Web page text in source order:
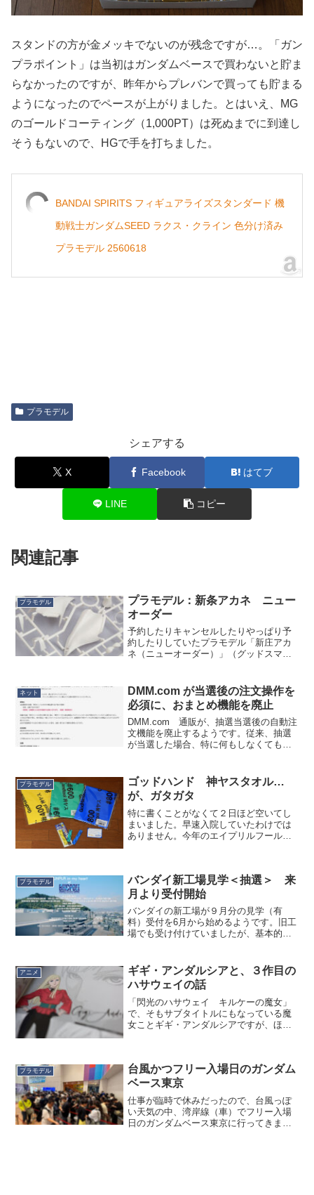
スタンドの方が金メッキでないのが残念ですが…。「ガン
プラポイント」は当初はガンダムベースで買わないと貯ま
らなかったのですが、昨年からプレバンで買っても貯まる
ようになったのでペースが上がりました。とはいえ、MG
のゴールドコーティング（1,000PT）は死ぬまでに到達し
そうもないので、HGで手を打ちました。
BANDAI SPIRITS フィギュアライズスタンダード 機
動戦士ガンダムSEED ラクス・クライン 色分け済み
プラモデル 2560618
プラモデル
シェアする
X Facebook はてブ
LINE コピー
関連記事
プラモデル
プラモデル：新条アカネ ニュー
オーダー
予約したりキャンセルしたりやっぱり予
約したりしていたプラモデル「新庄アカ
ネ（ニューオーダー）」（グッドスマイ
く分割されている…と聞いていたので、
すわ、バンダイお得意の多...
ネット
DMM.com が当選後の注文操作を
必須に、おまとめ機能を廃止
DMM.com 通販が、抽選当選後の自動注
文機能を廃止するようです。従来、抽選
が当選した場合、特に何もしなくても注
きをしないとキャンセルになるようで
す。この変更によりよ...
プラモデル
ゴッドハンド 神ヤスタオル…
が、ガタガタ
特に書くことがなくて２日ほど空いてし
まいました。早速入院していたわけでは
ありません。今年のエイプリルフールに
そんなに要らないので送料...
プラモデル
バンダイ新工場見学＜抽選＞ 来
月より受付開始
バンダイの新工場が９月分の見学（有
料）受付を6月から始めるようです。旧工
場でも受け付けていましたが、基本的に
で人生を狂わされたモノの工場というも
のも見てみたいと思い、一...
アニメ
ギギ・アンダルシアと、３作目の
ハサウェイの話
「閃光のハサウェイ キルケーの魔女」
で、そもサブタイトルにもなっている魔
女ことギギ・アンダルシアですが、ほう
たかと言われると…...
プラモデル
台風かつフリー入場日のガンダム
ベース東京
仕事が臨時で休みだったので、台風っぽ
い天気の中、湾岸線（車）でフリー入場
日のガンダムベース東京に行ってきまし